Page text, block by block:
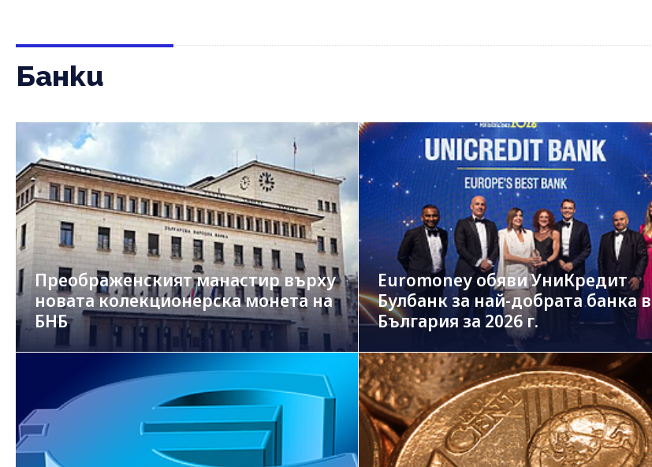
Банки
Преображенският манастир върху
новата колекционерска монета на
БНБ
Euromoney обяви УниКредит
Булбанк за най-добрата банка в
България за 2026 г.